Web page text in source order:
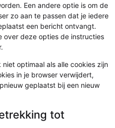
Een andere optie is om de
zo aan te passen dat je iedere
een bericht ontvangt.
over deze opties de instructies
optimaal als alle cookies zijn
in je browser verwijdert,
geplaatst bij een nieuw
tot